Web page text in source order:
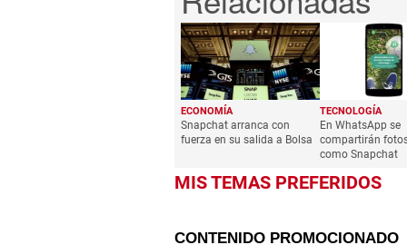
ECONOMÍA
Snapchat arranca con
fuerza en su salida a Bolsa
TECNOLOGÍA
En WhatsApp se
compartirán
como Snapchat
MIS TEMAS PREFERIDOS